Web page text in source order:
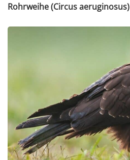
Rohrweihe (Circus aeruginosus)